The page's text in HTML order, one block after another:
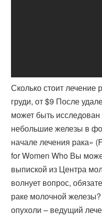
Сколько стоит лечение
груди, от $9 После
может быть
небольшие железы в
начале лечения рака»
for Women Who Вы
выпиской из Центра
волнует вопрос,
раке молочной
опухоли – ведущий